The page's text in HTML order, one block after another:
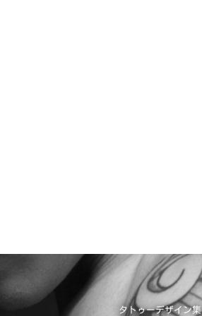
タトゥーデザイン集